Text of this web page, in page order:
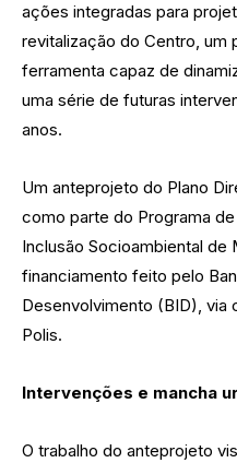
ações integradas para
revitalização do Centro, um
ferramenta capaz de
uma série de futuras
anos.
Um anteprojeto do Plano
como parte do Programa
Inclusão Socioambiental de
financiamento feito pelo
Desenvolvimento (BID), via
Polis.
Intervenções e mancha
O trabalho do anteprojeto